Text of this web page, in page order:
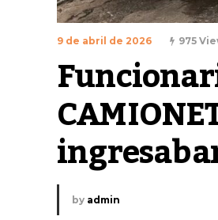
9 de abril de 2026 975
by admin